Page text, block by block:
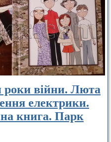
роки війни. Люта
електрики.
книга. Парк